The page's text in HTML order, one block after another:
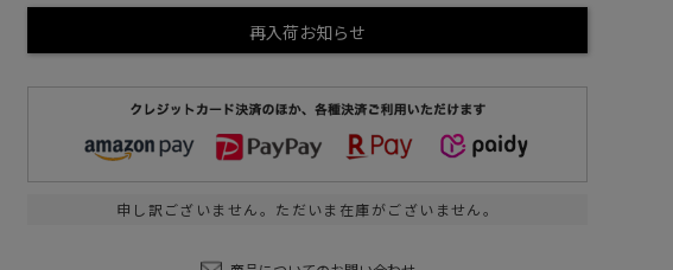
ステーショナリー
コスメ/フレグランス
スマホアクセ
ステッカー
その他/ホビー
再入荷お知らせ
申し訳ございません。ただいま在庫がございません。